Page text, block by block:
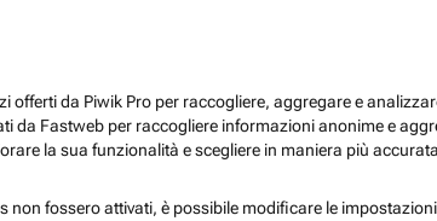
da Piwik Pro per raccogliere, aggregare e
da Fastweb per raccogliere informazioni anonime e
la sua funzionalità e scegliere in maniera più
fossero attivati, è possibile modificare le